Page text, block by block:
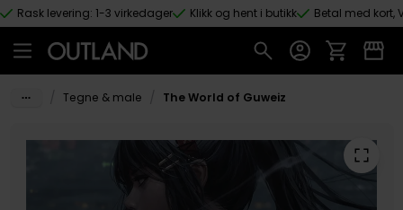
Hopp til hovedinnhold
Rask levering: 1-3 virkedager Klikk og hent i butikk Betal med kort,
Tegne & male The World of Guweiz